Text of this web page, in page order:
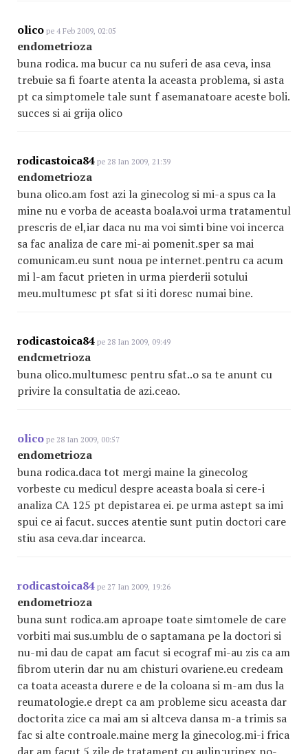
olico pe 4 Feb 2009, 02:05
endometrioza
buna rodica. ma bucur ca nu suferi de asa ceva, insa
trebuie sa fi foarte atenta la aceasta problema, si asta
pt ca simptomele tale sunt f asemanatoare aceste boli.
succes si ai grija olico
rodicastoica84 pe 28 Ian 2009, 21:39
endometrioza
buna olico.am fost azi la ginecolog si mi-a spus ca la
mine nu e vorba de aceasta boala.voi urma tratamentul
prescris de el,iar daca nu ma voi simti bine voi incerca
sa fac analiza de care mi-ai pomenit.sper sa mai
comunicam.eu sunt noua pe internet.pentru ca acum
mi l-am facut prieten in urma pierderii sotului
meu.multumesc pt sfat si iti doresc numai bine.
rodicastoica84 pe 28 Ian 2009, 09:49
endcmetrioza
buna olico.multumesc pentru sfat..o sa te anunt cu
privire la consultatia de azi.ceao.
olico pe 28 Ian 2009, 00:57
endometrioza
buna rodica.daca tot mergi maine la ginecolog
vorbeste cu medicul despre aceasta boala si cere-i
analiza CA 125 pt depistarea ei. pe urma astept sa imi
spui ce ai facut. succes atentie sunt putin doctori care
stiu asa ceva.dar incearca.
rodicastoica84 pe 27 Ian 2009, 19:26
endometrioza
buna sunt rodica.am aproape toate simtomele de care
vorbiti mai sus.umblu de o saptamana pe la doctori si
nu-mi dau de capat am facut si ecograf mi-au zis ca am
fibrom uterin dar nu am chisturi ovariene.eu credeam
ca toata aceasta durere e de la coloana si m-am dus la
reumatologie.e drept ca am probleme sicu aceasta dar
doctorita zice ca mai am si altceva dansa m-a trimis sa
fac si alte controale.maine merg la ginecolog.mi-i frica